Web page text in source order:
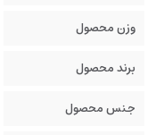
وزن محصول
برند محصول
جنس محصول